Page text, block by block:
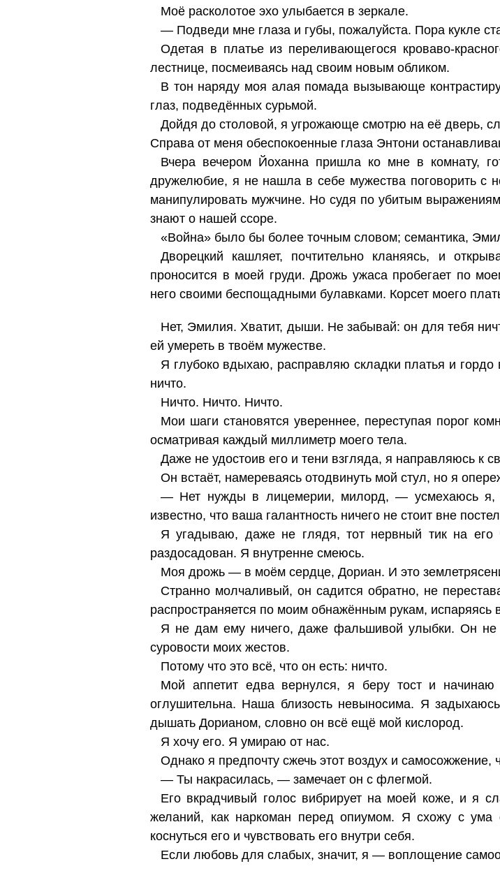
Моё расколотое эхо улыбается в зеркале.
— Подведи мне глаза и губы, пожалуйста. Пора кукле
Одетая в платье из переливающегося кроваво-
лестнице, посмеиваясь над своим новым обликом.
В тон наряду моя алая помада вызывающе
глаз, подведённых сурьмой.
Дойдя до столовой, я угрожающе смотрю на её дверь,
Справа от меня обеспокоенные глаза Энтони
Вчера вечером Йоханна пришла ко мне в комнату,
дружелюбие, я не нашла в себе мужества поговорить с
манипулировать мужчине. Но судя по убитым
знают о нашей ссоре.
«Война» было бы более точным словом; семантика,
Дворецкий кашляет, почтительно кланяясь, и
проносится в моей груди. Дрожь ужаса пробегает по
него своими беспощадными булавками. Корсет моего
Нет, Эмилия. Хватит, дыши. Не забывай: он для тебя
ей умереть в твоём мужестве.
Я глубоко вдыхаю, расправляю складки платья и
ничто.
Ничто. Ничто. Ничто.
Мои шаги становятся увереннее, переступая порог
осматривая каждый миллиметр моего тела.
Даже не удостоив его и тени взгляда, я направляюсь к
Он встаёт, намереваясь отодвинуть мой стул, но я
— Нет нужды в лицемерии, милорд, — усмехаюсь я,
известно, что ваша галантность ничего не стоит вне
Я угадываю, даже не глядя, тот нервный тик на его
раздосадован. Я внутренне смеюсь.
Моя дрожь — в моём сердце, Дориан. И это
Странно молчаливый, он садится обратно, не
распространяется по моим обнажённым рукам, испаряясь
Я не дам ему ничего, даже фальшивой улыбки. Он не
суровости моих жестов.
Потому что это всё, что он есть: ничто.
Мой аппетит едва вернулся, я беру тост и
оглушительна. Наша близость невыносима. Я
дышать Дорианом, словно он всё ещё мой кислород.
Я хочу его. Я умираю от нас.
Однако я предпочту сжечь этот воздух и самосожжение,
— Ты накрасилась, — замечает он с флегмой.
Его вкрадчивый голос вибрирует на моей коже, и я
желаний, как наркоман перед опиумом. Я схожу с
коснуться его и чувствовать его внутри себя.
Если любовь для слабых, значит, я — воплощение